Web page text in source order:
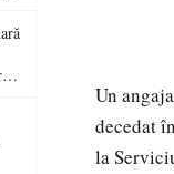
Un
decedat
la